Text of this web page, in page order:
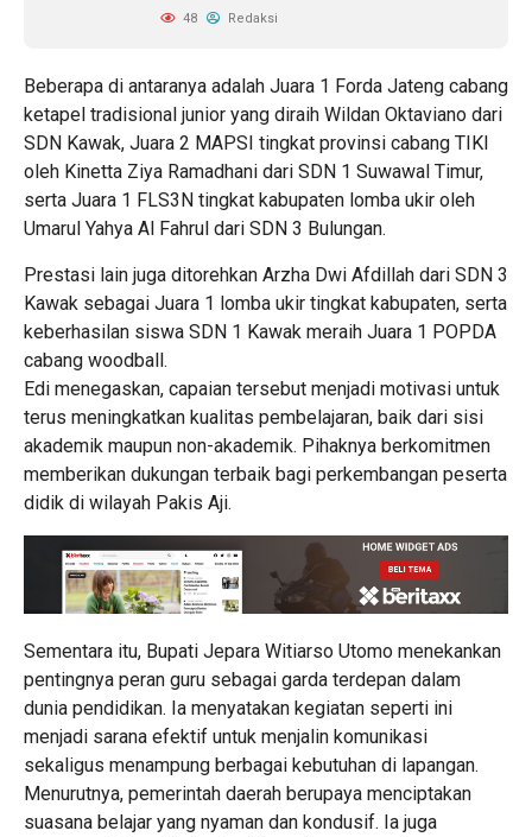
48 Redaksi
Beberapa di antaranya adalah Juara 1 Forda Jateng cabang
ketapel tradisional junior yang diraih Wildan Oktaviano dari
SDN Kawak, Juara 2 MAPSI tingkat provinsi cabang TIKI
oleh Kinetta Ziya Ramadhani dari SDN 1 Suwawal Timur,
serta Juara 1 FLS3N tingkat kabupaten lomba ukir oleh
Umarul Yahya Al Fahrul dari SDN 3 Bulungan.
Prestasi lain juga ditorehkan Arzha Dwi Afdillah dari SDN 3
Kawak sebagai Juara 1 lomba ukir tingkat kabupaten, serta
keberhasilan siswa SDN 1 Kawak meraih Juara 1 POPDA
cabang woodball.
Edi menegaskan, capaian tersebut menjadi motivasi untuk
terus meningkatkan kualitas pembelajaran, baik dari sisi
akademik maupun non-akademik. Pihaknya berkomitmen
memberikan dukungan terbaik bagi perkembangan peserta
didik di wilayah Pakis Aji.
Sementara itu, Bupati Jepara Witiarso Utomo menekankan
pentingnya peran guru sebagai garda terdepan dalam
dunia pendidikan. Ia menyatakan kegiatan seperti ini
menjadi sarana efektif untuk menjalin komunikasi
sekaligus menampung berbagai kebutuhan di lapangan.
Menurutnya, pemerintah daerah berupaya menciptakan
suasana belajar yang nyaman dan kondusif. Ia juga